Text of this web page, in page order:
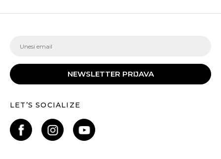
NEWSLETTER PRIJAVA
LET’S SOCIALIZE